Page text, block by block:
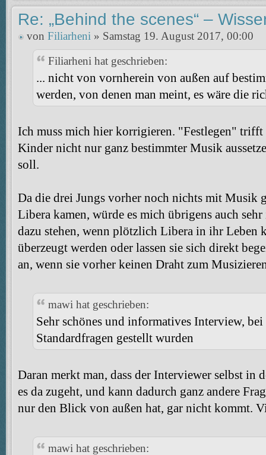
Re: „Behind the scenes“ –
von Filiarheni » Samstag 19. August 2017, 00:00
Filiarheni hat geschrieben:
... nicht von vornherein von außen auf
werden, von denen man meint, es wäre die
Ich muss mich hier korrigieren. "Festlegen" trifft
Kinder nicht nur ganz bestimmter Musik
soll.
Da die drei Jungs vorher noch nichts mit Musik
Libera kamen, würde es mich übrigens auch
dazu stehen, wenn plötzlich Libera in ihr Leben
überzeugt werden oder lassen sie sich direkt
an, wenn sie vorher keinen Draht zum
mawi hat geschrieben:
Sehr schönes und informatives Interview,
Standardfragen gestellt wurden
Daran merkt man, dass der Interviewer selbst in
es da zugeht, und kann dadurch ganz andere
nur den Blick von außen hat, gar nicht kommt.
mawi hat geschrieben: